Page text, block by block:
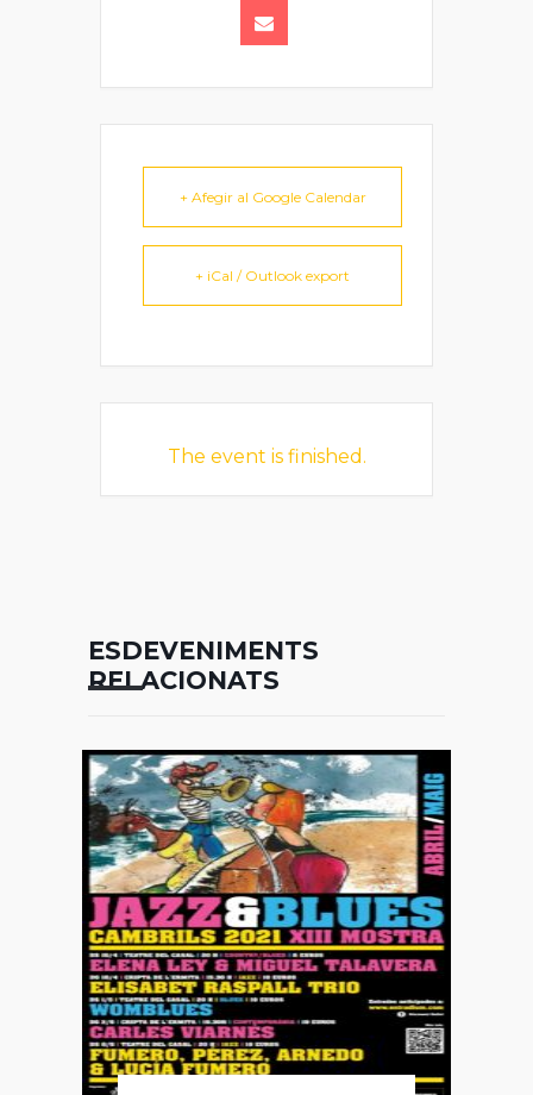
+ Afegir al Google Calendar
+ iCal / Outlook export
The event is finished.
ESDEVENIMENTS
RELACIONATS